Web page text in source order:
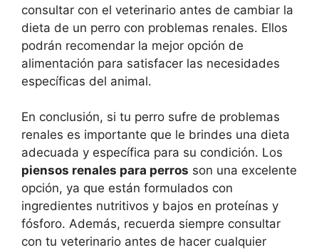
consultar con el veterinario antes de cambiar la
dieta de un perro con problemas renales. Ellos
podrán recomendar la mejor opción de
alimentación para satisfacer las necesidades
específicas del animal.
En conclusión, si tu perro sufre de problemas
renales es importante que le brindes una dieta
adecuada y específica para su condición. Los
piensos renales para perros son una excelente
opción, ya que están formulados con
ingredientes nutritivos y bajos en proteínas y
fósforo. Además, recuerda siempre consultar
con tu veterinario antes de hacer cualquier